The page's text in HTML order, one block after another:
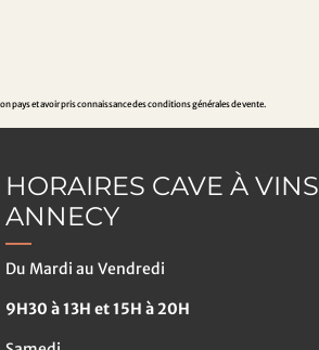
pays et avoir pris connaissance des conditions générales de vente.
HORAIRES CAVE À VINS
ANNECY
Du Mardi au Vendredi
9H30 à 13H et 15H à 20H